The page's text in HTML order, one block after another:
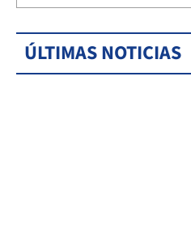
ÚLTIMAS NOTICIAS